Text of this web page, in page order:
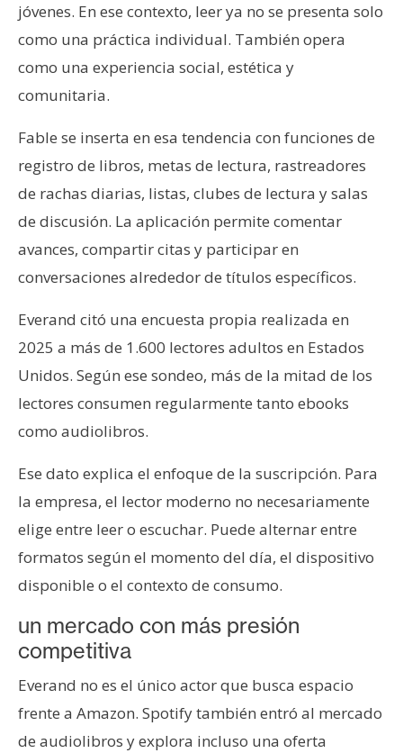
jóvenes. En ese contexto, leer ya no se presenta solo
como una práctica individual. También opera
como una experiencia social, estética y
comunitaria.
Fable se inserta en esa tendencia con funciones de
registro de libros, metas de lectura, rastreadores
de rachas diarias, listas, clubes de lectura y salas
de discusión. La aplicación permite comentar
avances, compartir citas y participar en
conversaciones alrededor de títulos específicos.
Everand citó una encuesta propia realizada en
2025 a más de 1.600 lectores adultos en Estados
Unidos. Según ese sondeo, más de la mitad de los
lectores consumen regularmente tanto ebooks
como audiolibros.
Ese dato explica el enfoque de la suscripción. Para
la empresa, el lector moderno no necesariamente
elige entre leer o escuchar. Puede alternar entre
formatos según el momento del día, el dispositivo
disponible o el contexto de consumo.
un mercado con más presión
competitiva
Everand no es el único actor que busca espacio
frente a Amazon. Spotify también entró al mercado
de audiolibros y explora incluso una oferta